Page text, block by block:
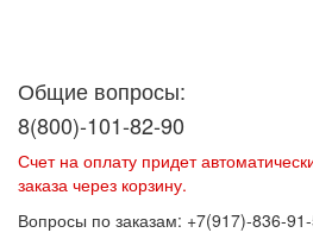
Общие вопросы:
8(800)-101-82-90
Счет на оплату придет
заказа через корзину.
Вопросы по заказам: +7(917)-836-